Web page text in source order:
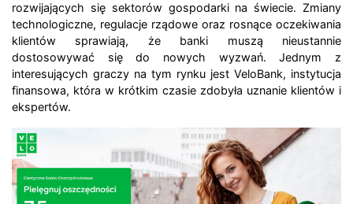
rozwijających się sektorów gospodarki na świecie. Zmiany
technologiczne, regulacje rządowe oraz rosnące oczekiwania
klientów sprawiają, że banki muszą nieustannie
dostosowywać się do nowych wyzwań. Jednym z
interesujących graczy na tym rynku jest VeloBank, instytucja
finansowa, która w krótkim czasie zdobyła uznanie klientów i
ekspertów.